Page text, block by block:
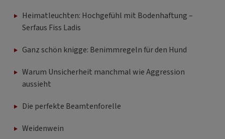
Heimatleuchten: Hochgefühl mit Bodenhaftung –
Serfaus Fiss Ladis
Ganz schön knigge: Benimmregeln für den Hund
Warum Unsicherheit manchmal wie Aggression
aussieht
Die perfekte Beamtenforelle
Weidenwein